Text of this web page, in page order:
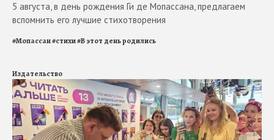
5 августа, в день рождения Ги де Мопассана, предлагаем
вспомнить его лучшие стихотворения
#Мопассан#стихи#В этот день родились
Издательство